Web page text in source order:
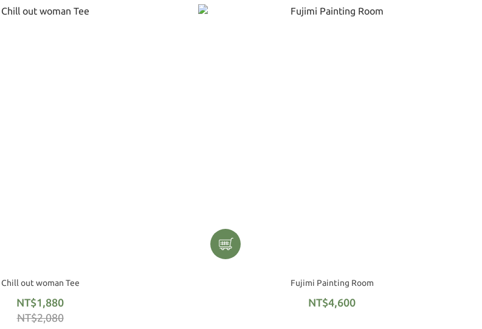
Chill out woman Tee
NT$1,880
NT$2,080
Fujimi Painting Room
NT$4,600